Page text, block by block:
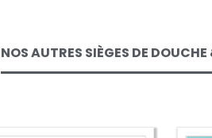
NOS AUTRES SIÈGES DE